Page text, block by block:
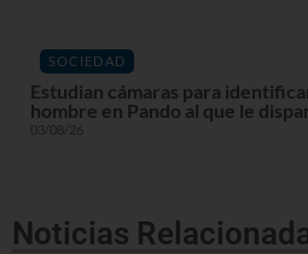
SOCIEDAD
Estudian cámaras para
hombre en Pando al que le
03/08/26
Noticias